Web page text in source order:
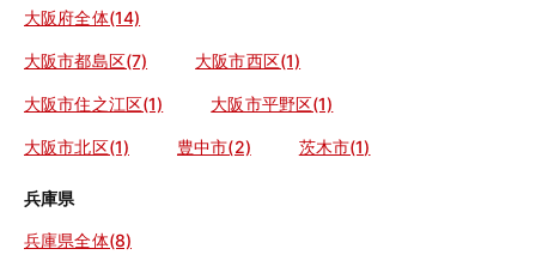
大阪府全体(14)
大阪市都島区(7) 大阪市西区(1)
大阪市住之江区(1) 大阪市平野区(1)
大阪市北区(1) 豊中市(2) 茨木市(1)
兵庫県
兵庫県全体(8)